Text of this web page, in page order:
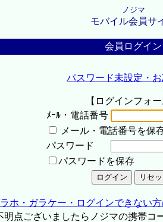
ノジマ
モバイル会員サ
会員ログイン
パスワード未設定・
【ログインフォー
ﾒｰﾙ・電話番号
メール・電話番号を保
パスワード
パスワードを保存
ホ・ガラケー・ログインできない
点ございましたらノジマの携帯コ